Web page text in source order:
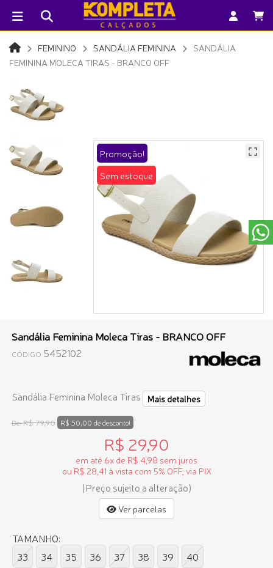
FEMININO SANDÁLIA FEMININA
SANDÁLIA
FEMININA MOLECA TIRAS - BRANCO OFF
Promoção!
Sem estoque
Sandália Feminina Moleca Tiras - BRANCO OFF
CÓDIGO 5452102
Sandália Feminina Moleca Tiras Mais detalhes
De:R$ 79,90 R$ 50,00 de desconto!
R$ 29,90
em até 6x de R$ 4,98 sem juros
ou R$ 28,41 à vista com 5% OFF, via PIX
(Preço sujeito a alteração)
Ver parcelas
TAMANHO:
33
34 35 36 37 38 39 40